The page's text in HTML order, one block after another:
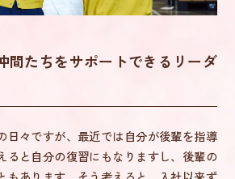
間たちをサポートできるリーダ
日々ですが、最近では自分が後輩を指導
ると自分の復習にもなりますし、後輩の